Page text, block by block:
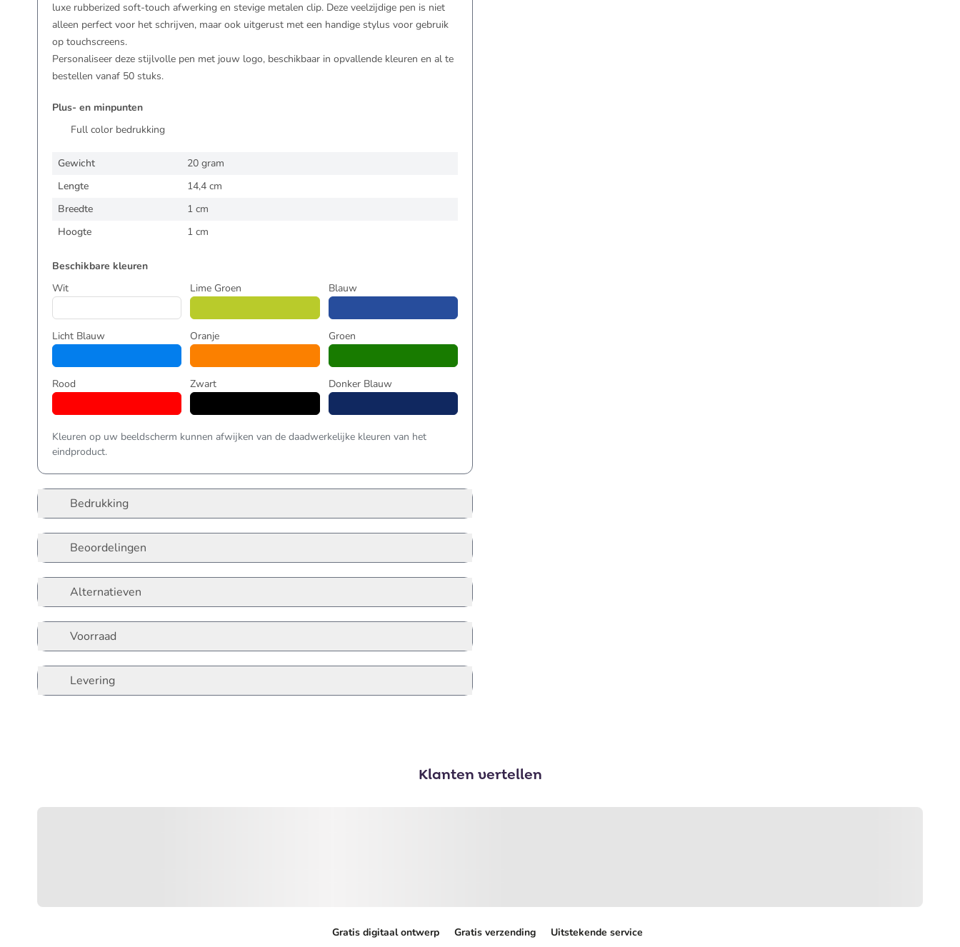
luxe rubberized soft-touch afwerking en stevige metalen clip. Deze veelzijdige pen is niet
alleen perfect voor het schrijven, maar ook uitgerust met een handige stylus voor gebruik
op touchscreens.
Personaliseer deze stijlvolle pen met jouw logo, beschikbaar in opvallende kleuren en al te
bestellen vanaf 50 stuks.
Plus- en minpunten
Full color bedrukking
Gewicht
20 gram
Lengte
14,4 cm
Breedte
1 cm
Hoogte
1 cm
Beschikbare kleuren
Wit
Lime Groen Blauw
Licht Blauw Oranje Groen
Rood Zwart Donker Blauw
Kleuren op uw beeldscherm kunnen afwijken van de daadwerkelijke kleuren van het
eindproduct.
Bedrukking
Beoordelingen
Alternatieven
Voorraad
Levering
Klanten vertellen
Gratis digitaal ontwerp Gratis verzending Uitstekende service